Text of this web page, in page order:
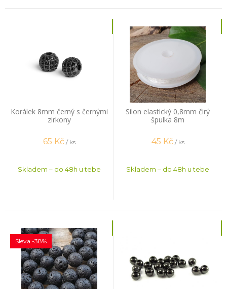
Korálek 8mm černý s černými
zirkony
65 Kč / ks
Skladem – do 48h u tebe
Silon elastický 0,8mm čirý
špulka 8m
45 Kč / ks
Skladem – do 48h u tebe
Sleva -38%